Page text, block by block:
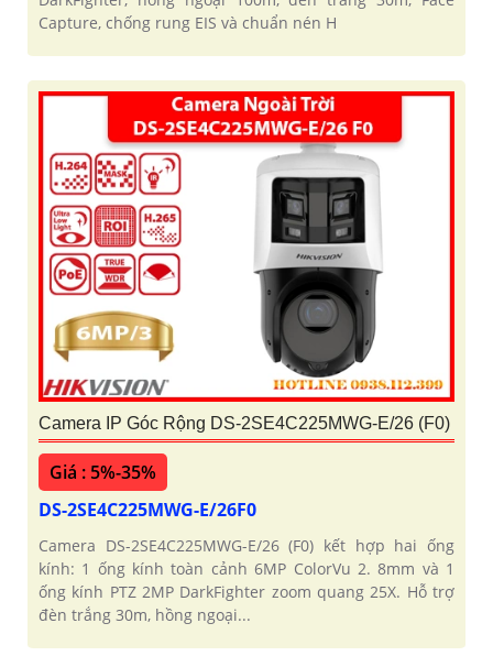
Capture, chống rung EIS và chuẩn nén H
Camera IP Góc Rộng DS-2SE4C225MWG-E/26 (F0)
Giá : 5%-35%
DS-2SE4C225MWG-E/26F0
Camera DS-2SE4C225MWG-E/26 (F0) kết hợp hai ống
kính: 1 ống kính toàn cảnh 6MP ColorVu 2. 8mm và 1
ống kính PTZ 2MP DarkFighter zoom quang 25X. Hỗ trợ
đèn trắng 30m, hồng ngoại...